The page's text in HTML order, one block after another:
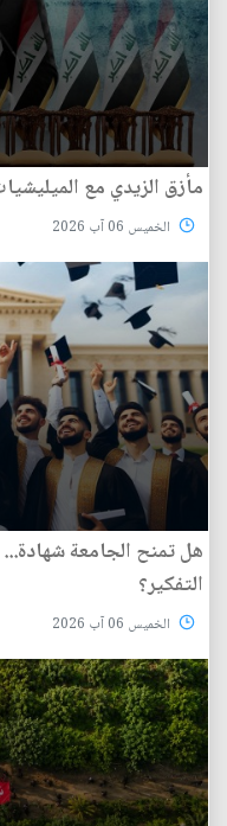
مأزق الزيدي مع
الخميس 06 آب 2026
هل تمنح الجامعة
التفكير؟
الخميس 06 آب 2026